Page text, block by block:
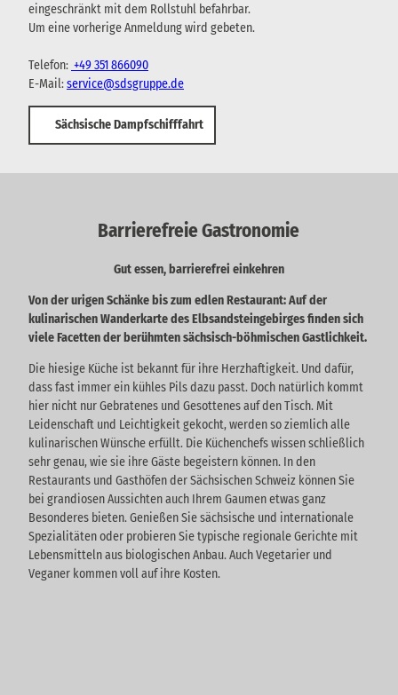
eingeschränkt mit dem Rollstuhl befahrbar.
Um eine vorherige Anmeldung wird gebeten.
Telefon: +49 351 866090
E-Mail:service@sdsgruppe.de
Sächsische Dampfschifffahrt
Barrierefreie Gastronomie
Gut essen, barrierefrei einkehren
Von der urigen Schänke bis zum edlen Restaurant: Auf der
kulinarischen Wanderkarte des Elbsandsteingebirges finden sich
viele Facetten der berühmten sächsisch-böhmischen Gastlichkeit.
Die hiesige Küche ist bekannt für ihre Herzhaftigkeit. Und dafür,
dass fast immer ein kühles Pils dazu passt. Doch natürlich kommt
hier nicht nur Gebratenes und Gesottenes auf den Tisch. Mit
Leidenschaft und Leichtigkeit gekocht, werden so ziemlich alle
kulinarischen Wünsche erfüllt. Die Küchenchefs wissen schließlich
sehr genau, wie sie ihre Gäste begeistern können. In den
Restaurants und Gasthöfen der Sächsischen Schweiz können Sie
bei grandiosen Aussichten auch Ihrem Gaumen etwas ganz
Besonderes bieten. Genießen Sie sächsische und internationale
Spezialitäten oder probieren Sie typische regionale Gerichte mit
Lebensmitteln aus biologischen Anbau. Auch Vegetarier und
Veganer kommen voll auf ihre Kosten.